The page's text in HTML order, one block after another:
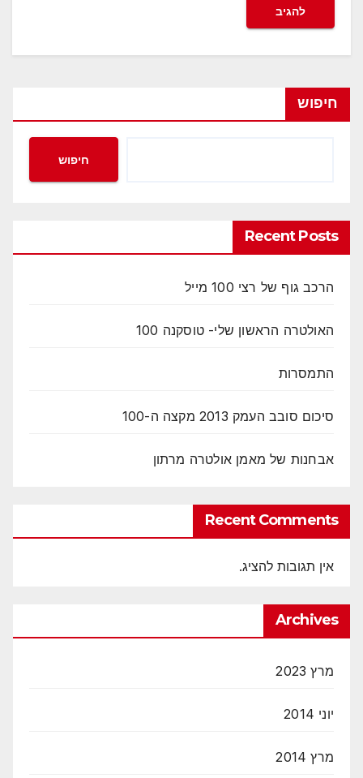
חיפוש
חיפוש
Recent Posts
הרכב גוף של רצי 100 מייל
האולטרה הראשון שלי- טוסקנה 100
התמסרות
סיכום סובב העמק 2013 מקצה ה-100
אבחנות של מאמן אולטרה מרתון
Recent Comments
אין תגובות להציג.
Archives
מרץ 2023
יוני 2014
מרץ 2014